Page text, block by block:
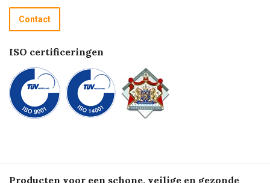
Recycle programma
Betalen
Contact
ISO certificeringen
Producten voor een schone, veilige en gezonde